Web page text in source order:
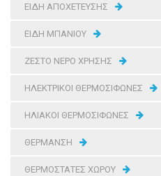
ΕΙΔΗ ΑΠΟΧΕΤΕΥΣΗΣ
ΕΙΔΗ ΜΠΑΝΙΟΥ
ΖΕΣΤΟ ΝΕΡΟ ΧΡΗΣΗΣ
ΗΛΕΚΤΡΙΚΟΙ ΘΕΡΜΟΣΙΦΩΝΕΣ
ΗΛΙΑΚΟΙ ΘΕΡΜΟΣΙΦΩΝΕΣ
ΘΕΡΜΑΝΣΗ
ΘΕΡΜΟΣΤΑΤΕΣ ΧΩΡΟΥ